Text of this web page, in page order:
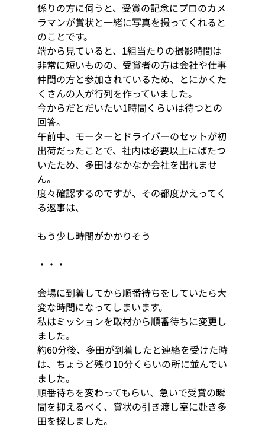
係りの方に伺うと、受賞の記念にプロのカメ
ラマンが賞状と一緒に写真を撮ってくれると
のことです。
端から見ていると、1組当たりの撮影時間は
非常に短いものの、受賞者の方は会社や仕事
仲間の方と参加されているため、とにかくた
くさんの人が行列を作っていました。
今からだとだいたい1時間くらいは待つとの
回答。
午前中、モーターとドライバーのセットが初
出荷だったことで、社内は必要以上にばたつ
いたため、多田はなかなか会社を出れませ
ん。
度々確認するのですが、その都度かえってく
る返事は、
もう少し時間がかかりそう
・・・
会場に到着してから順番待ちをしていたら大
変な時間になってしまいます。
私はミッションを取材から順番待ちに変更し
ました。
約60分後、多田が到着したと連絡を受けた時
は、ちょうど残り10分くらいの所に並んでい
ました。
順番待ちを変わってもらい、急いで受賞の瞬
間を抑えるべく、賞状の引き渡し室に赴き多
田を探しました。